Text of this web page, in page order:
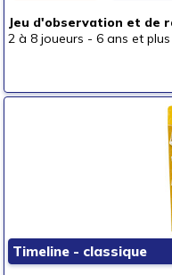
50 € et au-delà
Jeu d'observation et de
2 à 8 joueurs - 6 ans et plus
Timeline - classique